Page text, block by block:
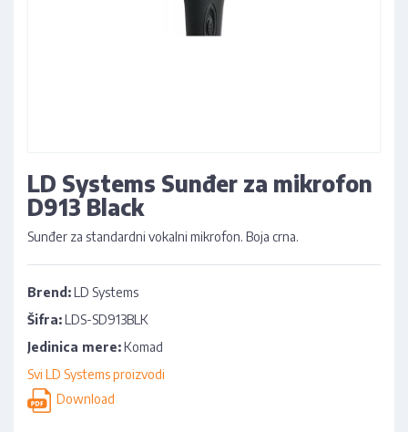
LD Systems Sunđer za mikrofon
D913 Black
Sunđer za standardni vokalni mikrofon. Boja crna.
Brend:LD Systems
Šifra:LDS-SD913BLK
Jedinica mere:Komad
Svi LD Systems proizvodi
Download